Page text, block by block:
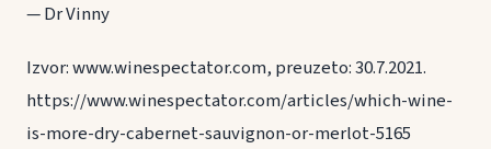
— Dr Vinny
Izvor: www.winespectator.com, preuzeto: 30.7.2021.
https://www.winespectator.com/articles/which-wine-
is-more-dry-cabernet-sauvignon-or-merlot-5165